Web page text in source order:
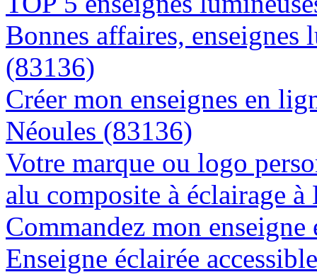
Bonnes affaires, enseignes
(83136)
Créer mon enseignes en
Néoules (83136)
Votre marque ou logo
alu composite à éclairage
Commandez mon
Enseigne éclairée